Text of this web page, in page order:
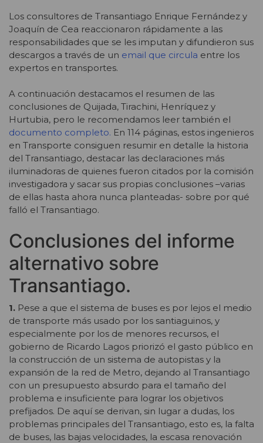
Los consultores de Transantiago Enrique Fernández y
Joaquín de Cea reaccionaron rápidamente a las
responsabilidades que se les imputan y difundieron sus
descargos a través de un email que circula entre los
expertos en transportes.
A continuación destacamos el resumen de las
conclusiones de Quijada, Tirachini, Henríquez y
Hurtubia, pero le recomendamos leer también el
documento completo. En 114 páginas, estos ingenieros
en Transporte consiguen resumir en detalle la historia
del Transantiago, destacar las declaraciones más
iluminadoras de quienes fueron citados por la comisión
investigadora y sacar sus propias conclusiones –varias
de ellas hasta ahora nunca planteadas- sobre por qué
falló el Transantiago.
Conclusiones del informe
alternativo sobre
Transantiago.
1. Pese a que el sistema de buses es por lejos el medio
de transporte más usado por los santiaguinos, y
especialmente por los de menores recursos, el
gobierno de Ricardo Lagos priorizó el gasto público en
la construcción de un sistema de autopistas y la
expansión de la red de Metro, dejando al Transantiago
con un presupuesto absurdo para el tamaño del
problema e insuficiente para lograr los objetivos
prefijados. De aquí se derivan, sin lugar a dudas, los
problemas principales del Transantiago, esto es, la falta
de buses, las bajas velocidades, la escasa renovación